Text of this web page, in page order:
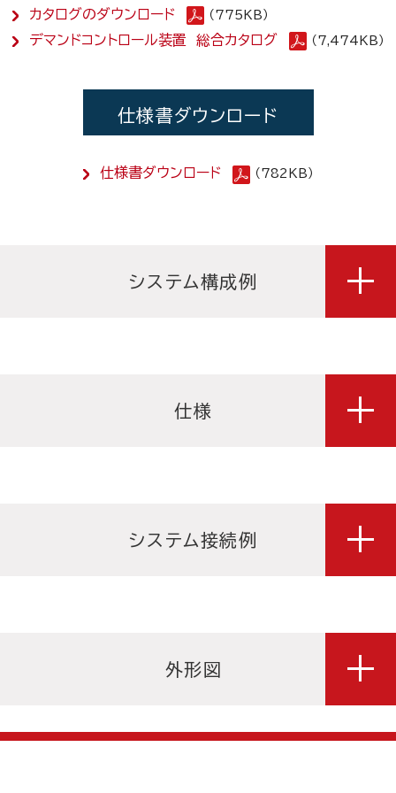
カタログのダウンロード （775KB）
デマンドコントロール装置 総合カタログ （7,474KB）
仕様書ダウンロード
仕様書ダウンロード （782KB）
システム構成例
仕様
システム接続例
外形図